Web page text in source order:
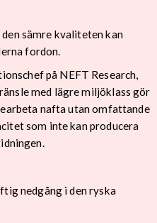
sämre kvaliteten kan
fordon.
på NEFT Research,
med lägre miljöklass gör
nafta utan omfattande
som inte kan producera
nedgång i den ryska